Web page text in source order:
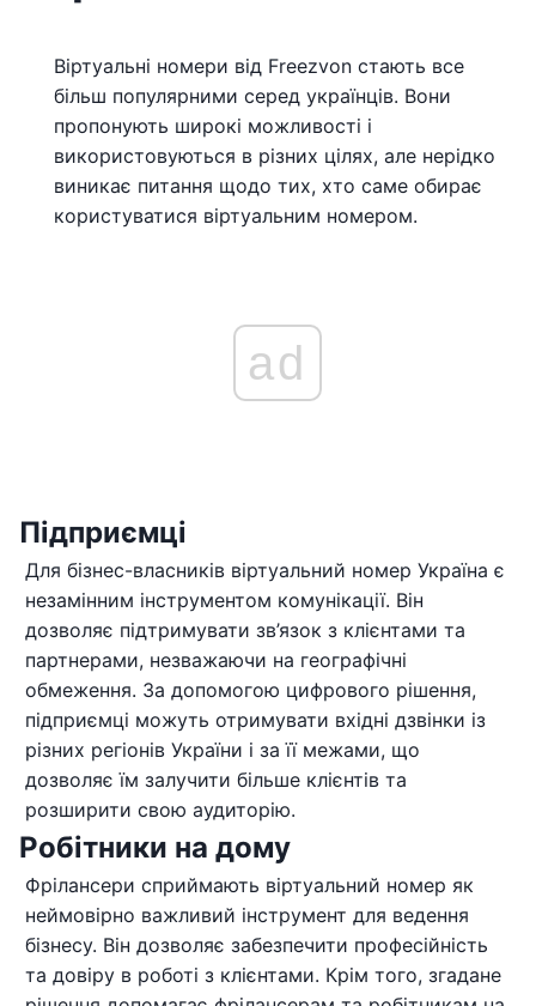
Віртуальні номери від Freezvon стають все
більш популярними серед українців. Вони
пропонують широкі можливості і
використовуються в різних цілях, але нерідко
виникає питання щодо тих, хто саме обирає
користуватися віртуальним номером.
ad
Підприємці
Для бізнес-власників віртуальний номер Україна є
незамінним інструментом комунікації. Він
дозволяє підтримувати зв’язок з клієнтами та
партнерами, незважаючи на географічні
обмеження. За допомогою цифрового рішення,
підприємці можуть отримувати вхідні дзвінки із
різних регіонів України і за її межами, що
дозволяє їм залучити більше клієнтів та
розширити свою аудиторію.
Робітники на дому
Фрілансери сприймають віртуальний номер як
неймовірно важливий інструмент для ведення
бізнесу. Він дозволяє забезпечити професійність
та довіру в роботі з клієнтами. Крім того, згадане